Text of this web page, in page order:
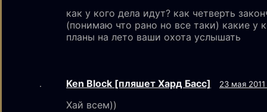
как у кого дела идут? как четверть
(понимаю что рано но все таки) какие у
планы на лето ваши охота услышать
Ken Block [пляшет Хард Басс] 23 мая
Хай всем))